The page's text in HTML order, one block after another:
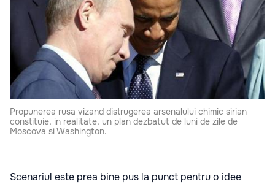
Propunerea rusa vizand distrugerea arsenalului chimic sirian
constituie, in realitate, un plan dezbatut de luni de zile de
Moscova si Washington.
Scenariul este prea bine pus la punct pentru o idee